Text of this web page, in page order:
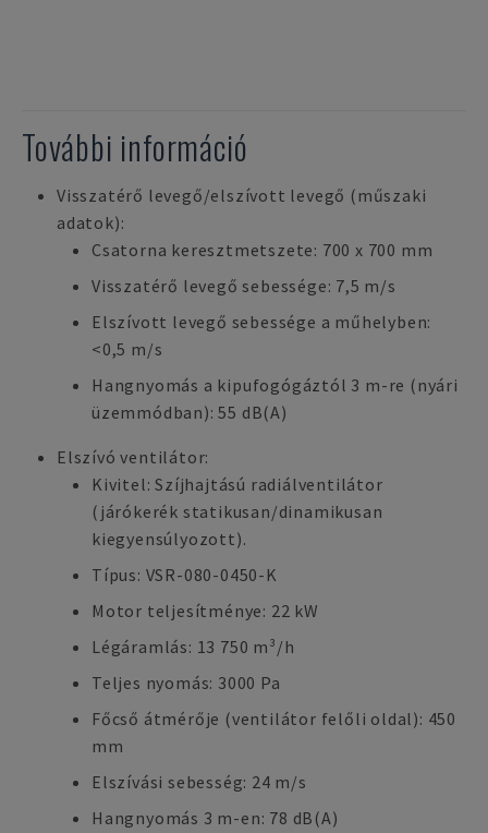
További információ
Visszatérő levegő/elszívott levegő (műszaki
adatok):
Csatorna keresztmetszete: 700 x 700 mm
Visszatérő levegő sebessége: 7,5 m/s
Elszívott levegő sebessége a műhelyben:
<0,5 m/s
Hangnyomás a kipufogógáztól 3 m-re (nyári
üzemmódban): 55 dB(A)
Elszívó ventilátor:
Kivitel: Szíjhajtású radiálventilátor
(járókerék statikusan/dinamikusan
kiegyensúlyozott).
Típus: VSR-080-0450-K
Motor teljesítménye: 22 kW
Légáramlás: 13 750 m³/h
Teljes nyomás: 3000 Pa
Főcső átmérője (ventilátor felőli oldal): 450
mm
Elszívási sebesség: 24 m/s
Hangnyomás 3 m-en: 78 dB(A)